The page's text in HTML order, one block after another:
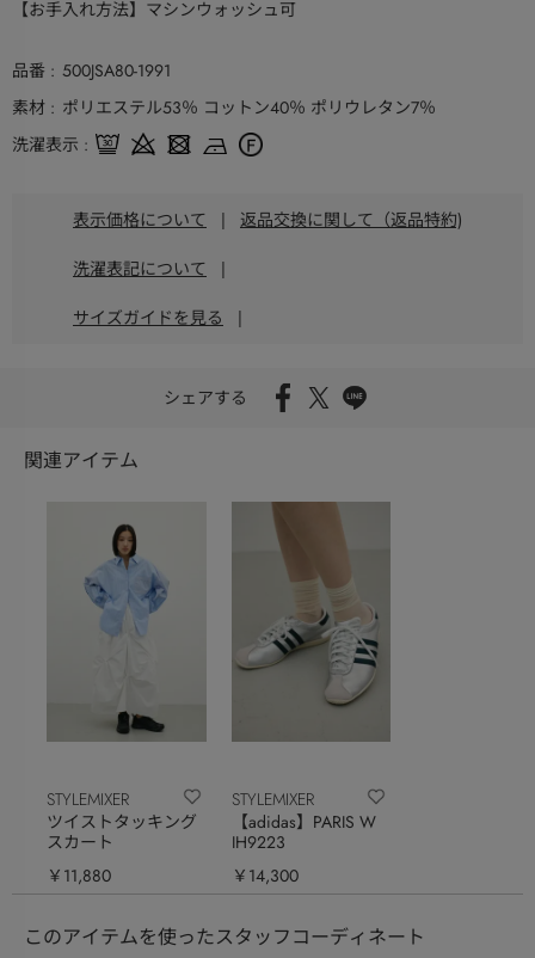
【お手入れ方法】マシンウォッシュ可
品番
500JSA80-1991
素材
ポリエステル53％ コットン40％ ポリウレタン7％
洗濯表示
表示価格について | 返品交換に関して（返品特約)
洗濯表記について |
サイズガイドを見る |
シェアする
関連アイテム
STYLEMIXER
ツイストタッキング
スカート
￥11,880
STYLEMIXER
【adidas】PARIS W
IH9223
￥14,300
このアイテムを使ったスタッフコーディネート